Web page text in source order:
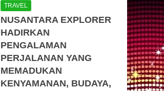
TRAVEL
NUSANTARA EXPLORER
HADIRKAN
PENGALAMAN
PERJALANAN YANG
MEMADUKAN
KENYAMANAN, BUDAYA,